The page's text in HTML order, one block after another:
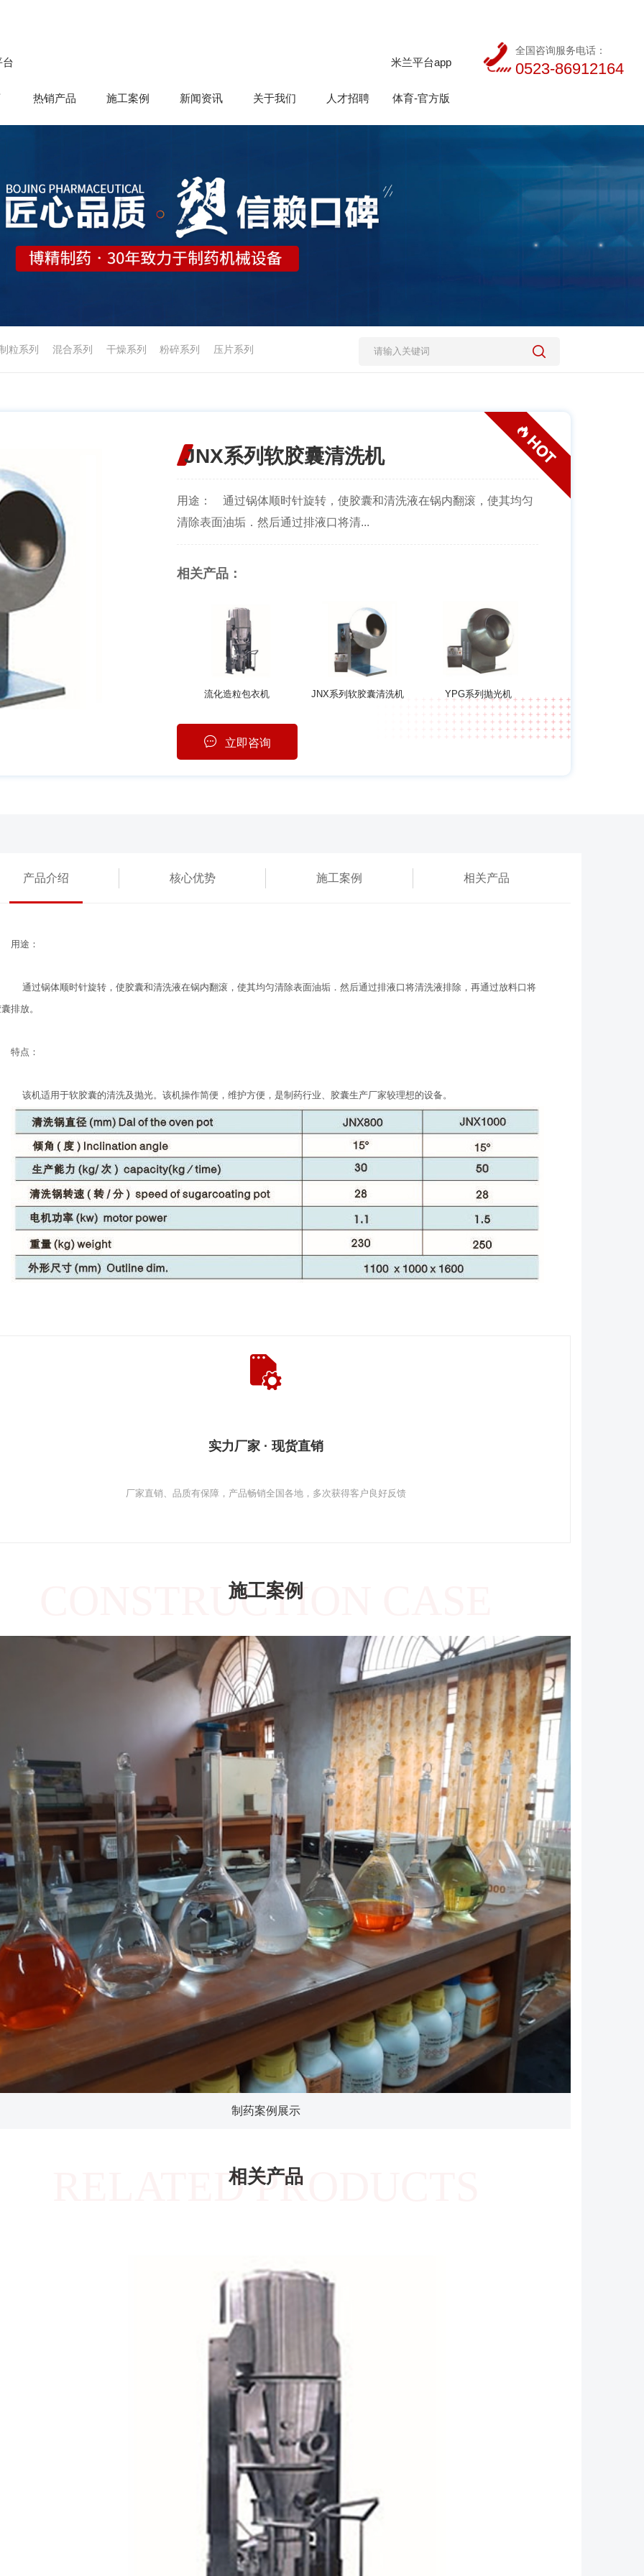
台
热销产品 施工案例 新闻资讯 关于我们 人才招聘
米兰平台app
体育-官方版
全国咨询服务电话：
0523-86912164
粒系列 混合系列 干燥系列 粉碎系列 压片系列
JNX系列软胶囊清洗机
用途： 通过锅体顺时针旋转，使胶囊和清洗液在锅内翻滚，使其均匀
清除表面油垢．然后通过排液口将清...
相关产品：
流化造粒包衣机 JNX系列软胶囊清洗机 YPG系列抛光机
立即咨询
产品介绍 核心优势 施工案例 相关产品
用途：
通过锅体顺时针旋转，使胶囊和清洗液在锅内翻滚，使其均匀清除表面油垢．然后通过排液口将清洗液排除，再通过放料口将
排放。
特点：
该机适用于软胶囊的清洗及抛光。该机操作简便，维护方便，是制药行业、胶囊生产厂家较理想的设备。
实力厂家 · 现货直销
厂家直销、品质有保障，产品畅销全国各地，多次获得客户良好反馈
施工案例
CONSTRUCTION CASE
制药案例展示
相关产品
RELATED PRODUCTS